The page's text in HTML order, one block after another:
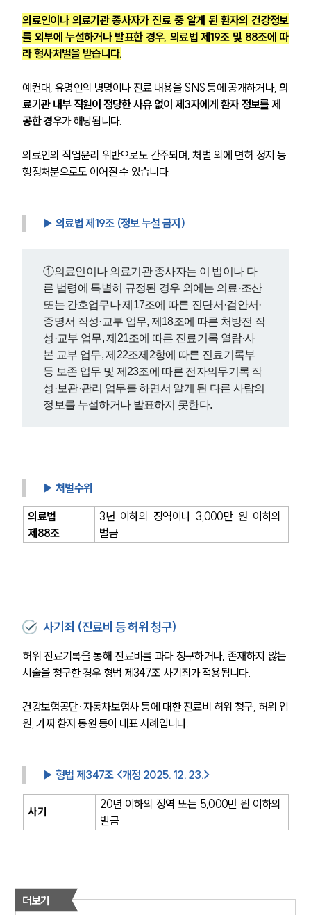
의료인이나 의료기관 종사자가 진료 중 알게 된 환자의 건강정보
를 외부에 누설하거나 발표한 경우, 의료법 제19조 및 88조에 따
라 형사처벌을 받습니다.
예컨대, 유명인의 병명이나 진료 내용을 SNS 등에 공개하거나, 의
료기관 내부 직원이 정당한 사유 없이 제3자에게 환자 정보를 제
공한 경우가 해당됩니다.
의료인의 직업윤리 위반으로도 간주되며, 처벌 외에 면허 정지 등
행정처분으로도 이어질 수 있습니다.
▶ 의료법 제19조 (정보 누설 금지)
①의료인이나 의료기관 종사자는 이 법이나 다
른 법령에 특별히 규정된 경우 외에는 의료·조산
또는 간호업무나 제17조에 따른 진단서·검안서·
증명서 작성·교부 업무, 제18조에 따른 처방전 작
성·교부 업무, 제21조에 따른 진료기록 열람·사
본 교부 업무, 제22조제2항에 따른 진료기록부
등 보존 업무 및 제23조에 따른 전자의무기록 작
성·보관·관리 업무를 하면서 알게 된 다른 사람의
정보를 누설하거나 발표하지 못한다.
▶ 처벌수위
의료법
제88조
3년 이하의 징역이나 3,000만 원 이하의
벌금
사기죄 (진료비 등 허위 청구)
허위 진료기록을 통해 진료비를 과다 청구하거나, 존재하지 않는
시술을 청구한 경우 형법 제347조 사기죄가 적용됩니다.
건강보험공단·자동차보험사 등에 대한 진료비 허위 청구, 허위 입
원, 가짜 환자 동원 등이 대표 사례입니다.
▶ 형법 제347조 <개정 2025. 12. 23.>
사기
20년 이하의 징역 또는 5,000만 원 이하의
벌금
더보기